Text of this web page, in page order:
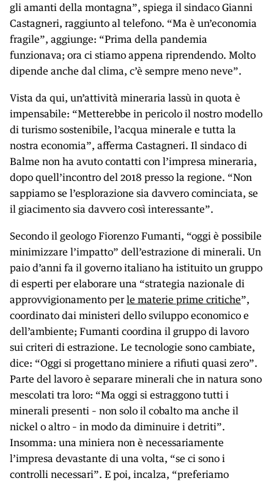
gli amanti della montagna”, spiega il sindaco Gianni
Castagneri, raggiunto al telefono. “Ma è un’economia
fragile”, aggiunge: “Prima della pandemia
funzionava; ora ci stiamo appena riprendendo. Molto
dipende anche dal clima, c’è sempre meno neve”.
Vista da qui, un’attività mineraria lassù in quota è
impensabile: “Metterebbe in pericolo il nostro modello
di turismo sostenibile, l’acqua minerale e tutta la
nostra economia”, afferma Castagneri. Il sindaco di
Balme non ha avuto contatti con l’impresa mineraria,
dopo quell’incontro del 2018 presso la regione. “Non
sappiamo se l’esplorazione sia davvero cominciata, se
il giacimento sia davvero così interessante”.
Secondo il geologo Fiorenzo Fumanti, “oggi è possibile
minimizzare l’impatto” dell’estrazione di minerali. Un
paio d’anni fa il governo italiano ha istituito un gruppo
di esperti per elaborare una “strategia nazionale di
approvvigionamento per le materie prime critiche”,
coordinato dai ministeri dello sviluppo economico e
dell’ambiente; Fumanti coordina il gruppo di lavoro
sui criteri di estrazione. Le tecnologie sono cambiate,
dice: “Oggi si progettano miniere a rifiuti quasi zero”.
Parte del lavoro è separare minerali che in natura sono
mescolati tra loro: “Ma oggi si estraggono tutti i
minerali presenti – non solo il cobalto ma anche il
nickel o altro – in modo da diminuire i detriti”.
Insomma: una miniera non è necessariamente
l’impresa devastante di una volta, “se ci sono i
controlli necessari”. E poi, incalza, “preferiamo